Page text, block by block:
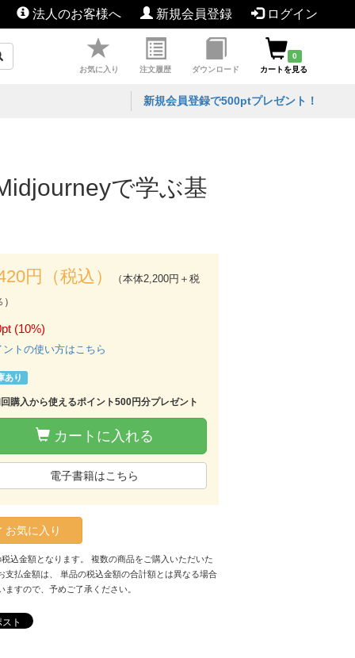
法人のお客様へ 新規会員登録 ログイン
お気に入り 注文履歴 ダウンロード
0
カートを見る
新規会員登録で500ptプレゼント！
で学ぶ基
円（税込）
（本体2,200円＋税
(10%)
ントの使い方はこちら
あり
購入から使えるポイント500円分プレゼント
カートに入れる
電子書籍はこちら
お気に入り
込金額となります。 複数の商品をご購入いただいた
支払金額は、 単品の税込金額の合計額とは異なる場合
ますので、予めご了承ください。
ト